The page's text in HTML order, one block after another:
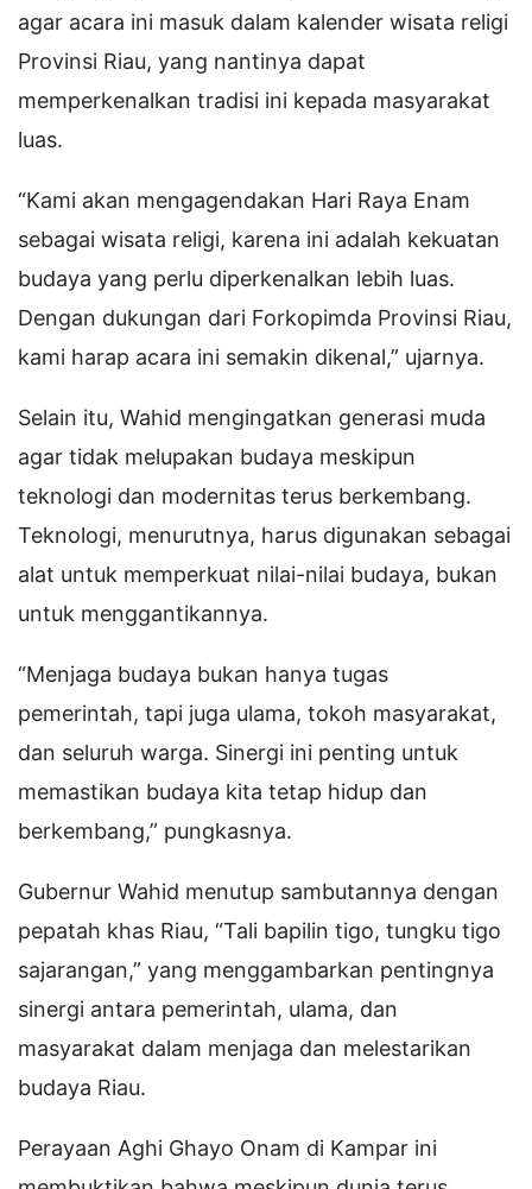
agar acara ini masuk dalam kalender wisata religi
Provinsi Riau, yang nantinya dapat
memperkenalkan tradisi ini kepada masyarakat
luas.
“Kami akan mengagendakan Hari Raya Enam
sebagai wisata religi, karena ini adalah kekuatan
budaya yang perlu diperkenalkan lebih luas.
Dengan dukungan dari Forkopimda Provinsi Riau,
kami harap acara ini semakin dikenal,” ujarnya.
Selain itu, Wahid mengingatkan generasi muda
agar tidak melupakan budaya meskipun
teknologi dan modernitas terus berkembang.
Teknologi, menurutnya, harus digunakan sebagai
alat untuk memperkuat nilai-nilai budaya, bukan
untuk menggantikannya.
“Menjaga budaya bukan hanya tugas
pemerintah, tapi juga ulama, tokoh masyarakat,
dan seluruh warga. Sinergi ini penting untuk
memastikan budaya kita tetap hidup dan
berkembang,” pungkasnya.
Gubernur Wahid menutup sambutannya dengan
pepatah khas Riau, “Tali bapilin tigo, tungku tigo
sajarangan,” yang menggambarkan pentingnya
sinergi antara pemerintah, ulama, dan
masyarakat dalam menjaga dan melestarikan
budaya Riau.
Perayaan Aghi Ghayo Onam di Kampar ini